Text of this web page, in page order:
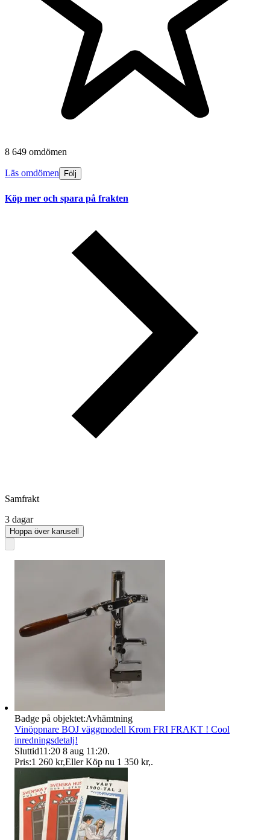
8 649 omdömen
Läs omdömen Följ
Köp mer och spara på frakten
Samfrakt
3 dagar
Hoppa över karusell
Badge på objektet:Avhämtning
Vinöppnare BOJ väggmodell Krom FRI FRAKT ! Cool
inredningsdetalj!
Sluttid11:20 8 aug 11:20.
Pris:1 260 kr,Eller Köp nu 1 350 kr,.